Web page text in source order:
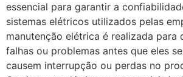
essencial para garantir a
sistemas elétricos utilizados pelas
manutenção elétrica é realizada
falhas ou problemas antes que eles
causem interrupção ou perdas no